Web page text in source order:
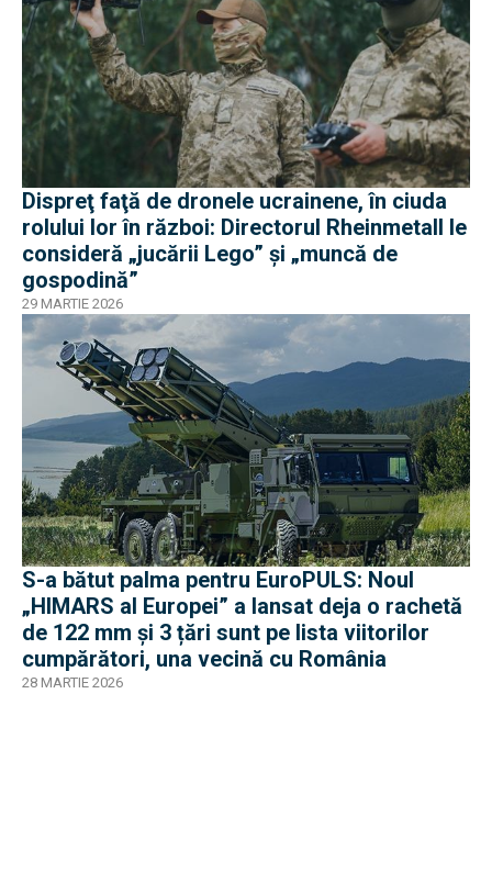
Dispreţ faţă de dronele ucrainene, în ciuda
rolului lor în război: Directorul Rheinmetall le
consideră „jucării Lego” și „muncă de
gospodină”
29 MARTIE 2026
S-a bătut palma pentru EuroPULS: Noul
„HIMARS al Europei” a lansat deja o rachetă
de 122 mm și 3 țări sunt pe lista viitorilor
cumpărători, una vecină cu România
28 MARTIE 2026